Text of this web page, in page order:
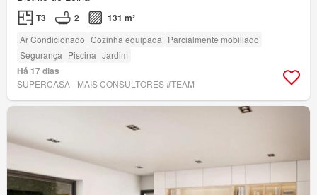
T3 2 131 m²
Ar Condicionado Cozinha equipada Parcialmente mobiliado
Segurança Piscina Jardim
Há 17 dias
SUPERCASA - MAIS CONSULTORES #TEAM